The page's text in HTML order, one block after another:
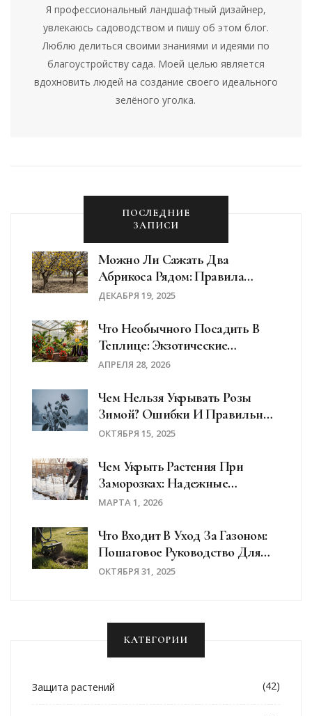
Я профессиональный ландшафтный дизайнер,
увлекаюсь садоводством и пишу об этом блог.
Люблю делиться своими знаниями и идеями по
благоустройству сада. Моей целью является
вдохновить людей на создание своего идеального
зелёного уголка.
ПОСЛЕДНИЕ
ЗАПИСИ
Можно Ли Сажать Два
Абрикоса Рядом: Правила
Размещения И Последствия
ДЕКАБРЯ 19, 2025
Что Необычного Посадить В
Теплице: Экзотические
Культуры Для Вашего Огорода
АПРЕЛЯ 28, 2026
Чем Нельзя Укрывать Розы
Зимой? Ошибки И Правильные
Решения
ОКТЯБРЯ 15, 2025
Чем Укрыть Растения При
Заморозках: Надежные
Способы И Материалы
МАРТА 1, 2026
Что Входит В Уход За Газоном:
Пошаговое Руководство Для
Идеального Покрытия
ОКТЯБРЯ 31, 2025
КАТЕГОРИИ
Защита растений (42)